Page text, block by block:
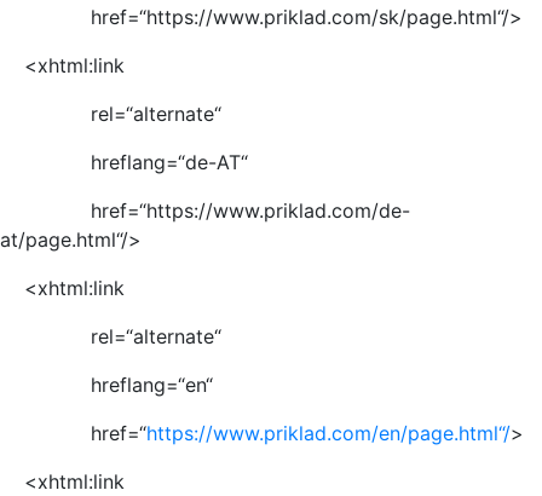
href=“https://www.priklad.com/sk/page.html“/>
<xhtml:link
rel=“alternate“
hreflang=“de-AT“
href=“https://www.priklad.com/de-
at/page.html“/>
<xhtml:link
rel=“alternate“
hreflang=“en“
href=“https://www.priklad.com/en/page.html“/>
<xhtml:link